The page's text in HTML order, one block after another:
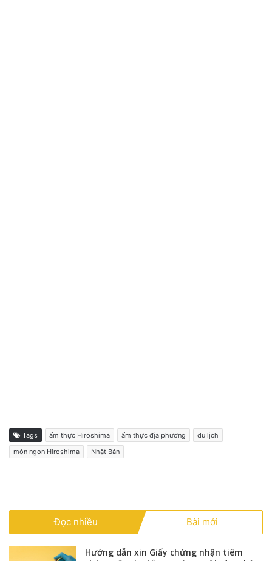
Tags ẩm thực Hiroshima ẩm thực địa phương
du lịch
món ngon Hiroshima
Nhật Bản
Đọc nhiều Bài mới
Hướng dẫn xin Giấy chứng nhận tiêm